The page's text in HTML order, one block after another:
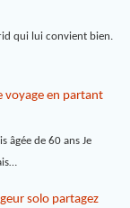
qui lui convient bien.
voyage en partant
âgée de 60 ans Je
solo partagez